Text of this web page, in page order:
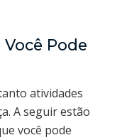
Pode
atividades
A seguir estão
você pode